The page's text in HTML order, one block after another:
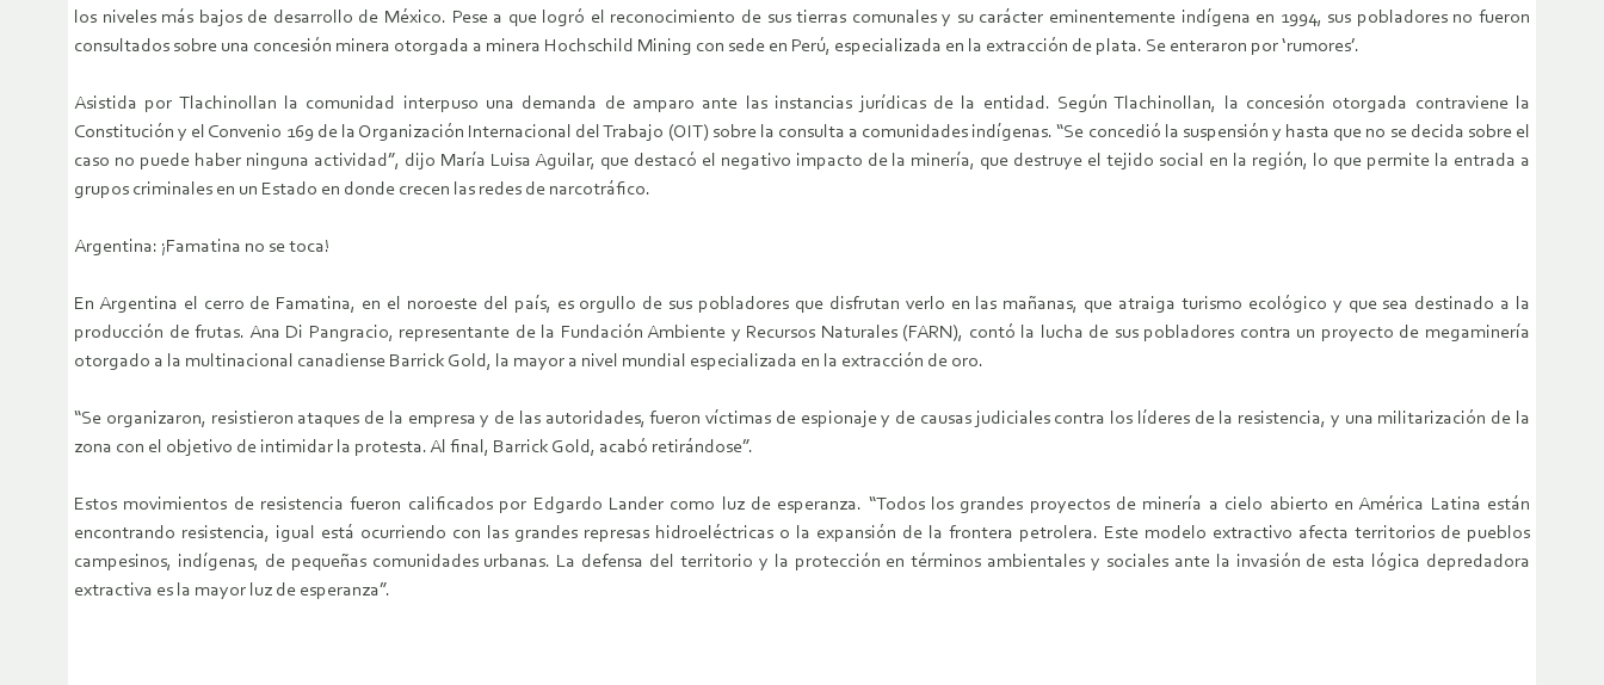
los niveles más bajos de desarrollo de México. Pese a que logró el reconocimiento de sus tierras comunales y su carácter eminentemente indígena en 1994, sus pobladores no fueron
consultados sobre una concesión minera otorgada a minera Hochschild Mining con sede en Perú, especializada en la extracción de plata. Se enteraron por ‘rumores’.
Asistida por Tlachinollan la comunidad interpuso una demanda de amparo ante las instancias jurídicas de la entidad. Según Tlachinollan, la concesión otorgada contraviene la
Constitución y el Convenio 169 de la Organización Internacional del Trabajo (OIT) sobre la consulta a comunidades indígenas. “Se concedió la suspensión y hasta que no se decida sobre el
caso no puede haber ninguna actividad”, dijo María Luisa Aguilar, que destacó el negativo impacto de la minería, que destruye el tejido social en la región, lo que permite la entrada a
grupos criminales en un Estado en donde crecen las redes de narcotráfico.
Argentina: ¡Famatina no se toca!
En Argentina el cerro de Famatina, en el noroeste del país, es orgullo de sus pobladores que disfrutan verlo en las mañanas, que atraiga turismo ecológico y que sea destinado a la
producción de frutas. Ana Di Pangracio, representante de la Fundación Ambiente y Recursos Naturales (FARN), contó la lucha de sus pobladores contra un proyecto de megaminería
otorgado a la multinacional canadiense Barrick Gold, la mayor a nivel mundial especializada en la extracción de oro.
“Se organizaron, resistieron ataques de la empresa y de las autoridades, fueron víctimas de espionaje y de causas judiciales contra los líderes de la resistencia, y una militarización de la
zona con el objetivo de intimidar la protesta. Al final, Barrick Gold, acabó retirándose”.
Estos movimientos de resistencia fueron calificados por Edgardo Lander como luz de esperanza. “Todos los grandes proyectos de minería a cielo abierto en América Latina están
encontrando resistencia, igual está ocurriendo con las grandes represas hidroeléctricas o la expansión de la frontera petrolera. Este modelo extractivo afecta territorios de pueblos
campesinos, indígenas, de pequeñas comunidades urbanas. La defensa del territorio y la protección en términos ambientales y sociales ante la invasión de esta lógica depredadora
extractiva es la mayor luz de esperanza”.